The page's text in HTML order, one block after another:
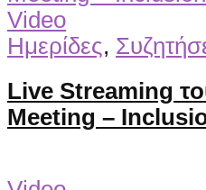
Video
Ημερίδες,
Live Streaming
Meeting –